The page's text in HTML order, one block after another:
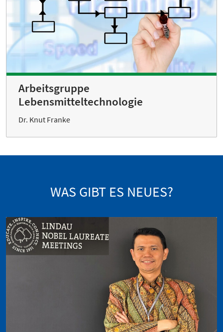
Arbeitsgruppe
Lebensmitteltechnologie
Dr. Knut Franke
WAS GIBT ES NEUES?